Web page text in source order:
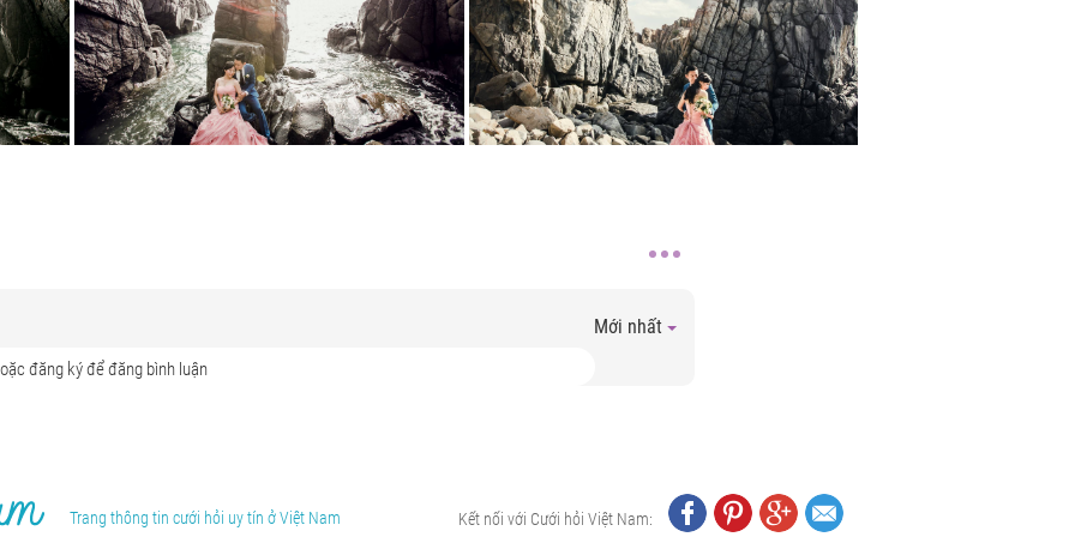
Mới nhất
Trang thông tin cưới hỏi uy tín ở Việt Nam Kết nối với Cưới hỏi Việt Nam: